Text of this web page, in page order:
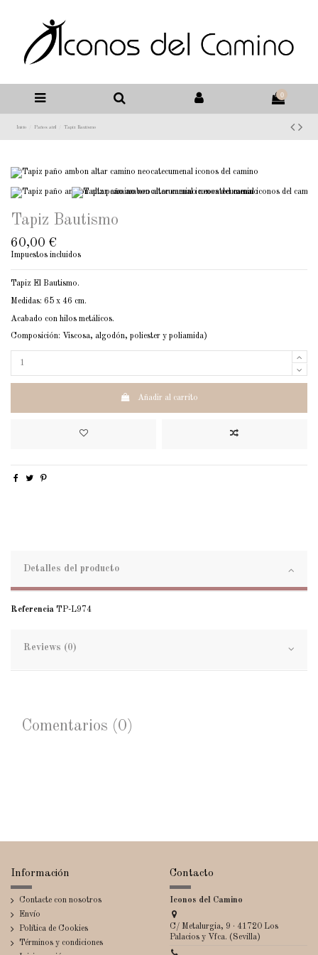
0
Inicio Paños atril Tapiz Bautismo
Tapiz Bautismo
60,00 €
Impuestos incluidos
Tapiz El Bautismo.
Medidas: 65 x 46 cm.
Acabado con hilos metálicos.
Composición: Viscosa, algodón, poliester y poliamida)
Añadir al carrito
Detalles del producto
Referencia TP-L974
Reviews (0)
Comentarios (0)
Información
Contacte con nosotros
Envío
Política de Cookies
Términos y condiciones
Contacto
Iconos del Camino
C/ Metalurgia, 9 · 41720 Los
Palacios y Vfca. (Sevilla)